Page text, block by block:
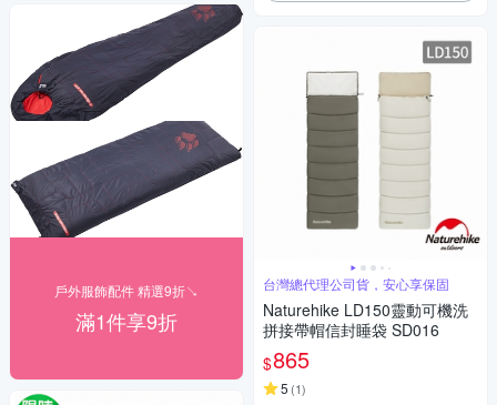
戶外服飾配件 精選9折↘
滿1件享9折
台灣總代理公司貨，安心享保固
Naturehike LD150靈動可機洗
拼接帶帽信封睡袋 SD016
$865
5 (1)